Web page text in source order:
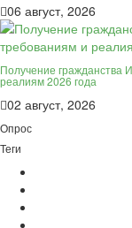
06 август, 2026
Получение гражданства
реалиям 2026 года
02 август, 2026
Опрос
Теги